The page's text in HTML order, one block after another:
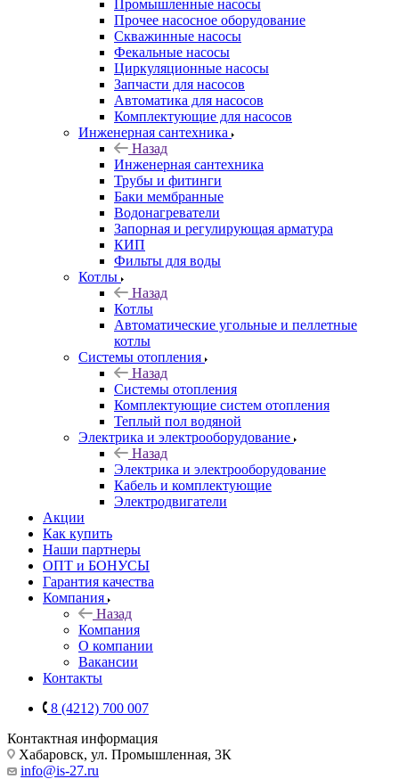
Промышленные насосы
Прочее насосное оборудование
Скважинные насосы
Фекальные насосы
Циркуляционные насосы
Запчасти для насосов
Автоматика для насосов
Комплектующие для насосов
Инженерная сантехника
Назад
Инженерная сантехника
Трубы и фитинги
Баки мембранные
Водонагреватели
Запорная и регулирующая арматура
КИП
Фильты для воды
Котлы
Назад
Котлы
Автоматические угольные и пеллетные
котлы
Системы отопления
Назад
Системы отопления
Комплектующие систем отопления
Теплый пол водяной
Электрика и электрооборудование
Назад
Электрика и электрооборудование
Кабель и комплектующие
Электродвигатели
Акции
Как купить
Наши партнеры
ОПТ и БОНУСЫ
Гарантия качества
Компания
Назад
Компания
О компании
Вакансии
Контакты
8 (4212) 700 007
Контактная информация
Хабаровск, ул. Промышленная, 3К
info@is-27.ru